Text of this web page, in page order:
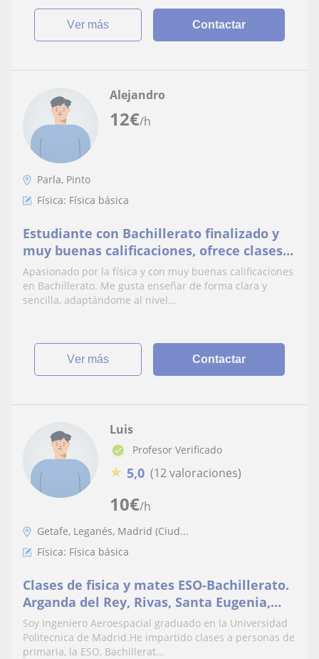
ver más Contactar
12€/h
Alejandro
Parla, Pinto
Física: Física básica
Estudiante con Bachillerato finalizado y
muy buenas calificaciones, ofrece clases
de apoyo escolar y refuerzo
Apasionado por la física y con muy buenas calificaciones
en Bachillerato. Me gusta enseñar de forma clara y
sencilla, adaptándome al nivel...
ver más Contactar
10€/h
Luis
Profesor Verificado
★ 5,0 (12 valoraciones)
Getafe, Leganés, Madrid (Ciud...
Física: Física básica
Clases de fisica y mates ESO-Bachillerato.
Arganda del Rey, Rivas, Santa Eugenia,
Vallecas
Soy Ingeniero Aeroespacial graduado en la Universidad
Politecnica de Madrid.He impartido clases a personas de
primaria, la ESO, Bachillerat...